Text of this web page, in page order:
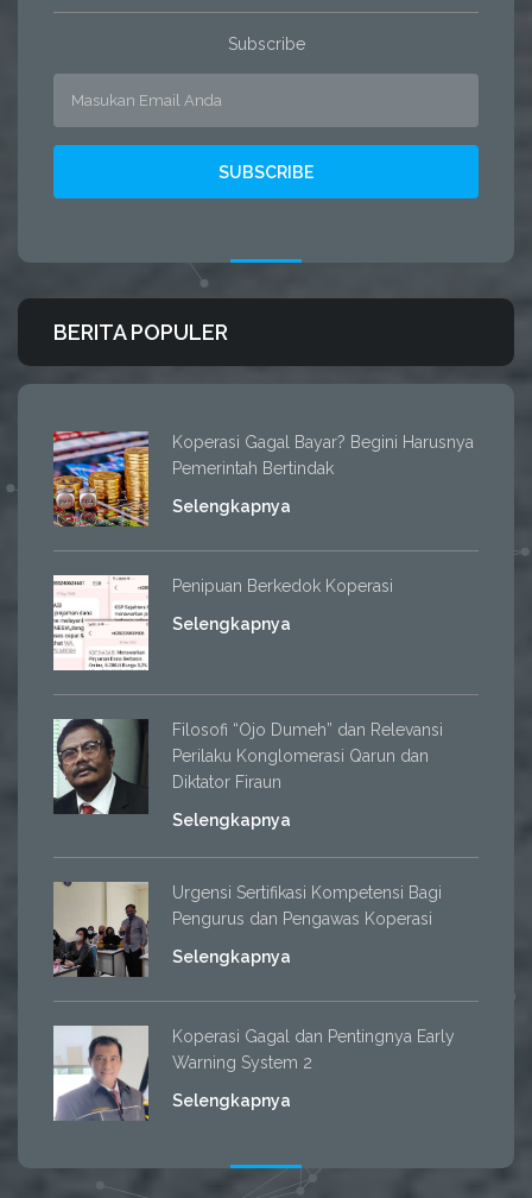
Subscribe
BERITA POPULER
Koperasi Gagal Bayar? Begini Harusnya
Pemerintah Bertindak
Selengkapnya
Penipuan Berkedok Koperasi
Selengkapnya
Filosofi “Ojo Dumeh” dan Relevansi
Perilaku Konglomerasi Qarun dan
Diktator Firaun
Selengkapnya
Urgensi Sertifikasi Kompetensi Bagi
Pengurus dan Pengawas Koperasi
Selengkapnya
Koperasi Gagal dan Pentingnya Early
Warning System 2
Selengkapnya